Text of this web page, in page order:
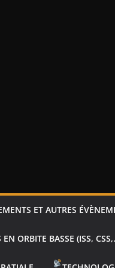
ET AUTRES
ORBITE BASSE (ISS,